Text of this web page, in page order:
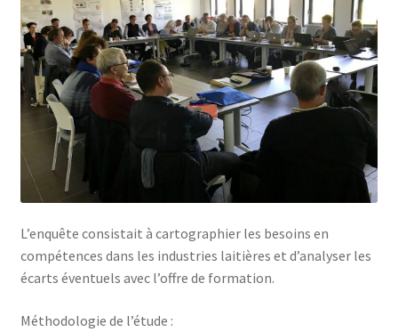
L’enquête consistait à cartographier les besoins en
compétences dans les industries laitières et d’analyser les
écarts éventuels avec l’offre de formation.
Méthodologie de l’étude :